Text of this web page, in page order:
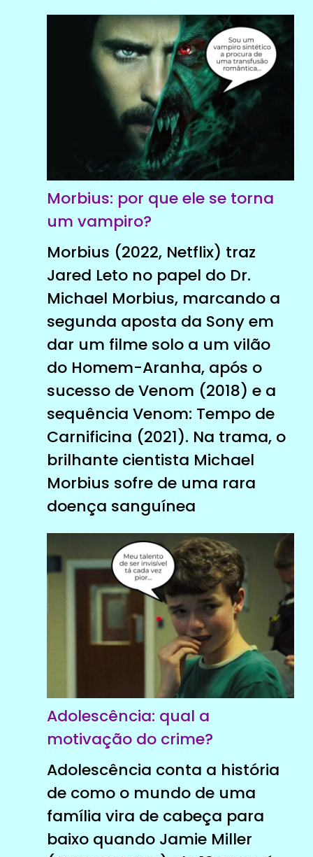
Morbius: por que ele se torna
um vampiro?
Morbius (2022, Netflix) traz
Jared Leto no papel do Dr.
Michael Morbius, marcando a
segunda aposta da Sony em
dar um filme solo a um vilão
do Homem-Aranha, após o
sucesso de Venom (2018) e a
sequência Venom: Tempo de
Carnificina (2021). Na trama, o
brilhante cientista Michael
Morbius sofre de uma rara
doença sanguínea
Adolescência: qual a
motivação do crime?
Adolescência conta a história
de como o mundo de uma
família vira de cabeça para
baixo quando Jamie Miller